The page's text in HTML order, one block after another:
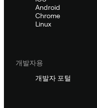
Android
Chrome
Linux
개발자용
개발자 포털